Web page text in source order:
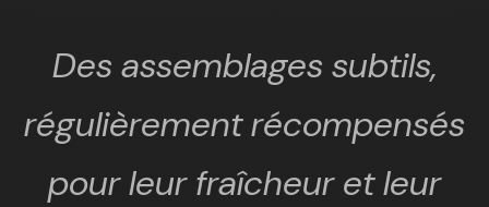
Des assemblages subtils,
régulièrement récompensés
pour leur fraîcheur et leur